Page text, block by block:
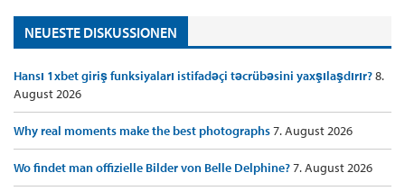
NEUESTE DISKUSSIONEN
Hansı 1xbet giriş funksiyaları istifadəçi təcrübəsini yaxşılaşdırır?8.
August 2026
Why real moments make the best photographs7. August 2026
Wo findet man offizielle Bilder von Belle Delphine?7. August 2026